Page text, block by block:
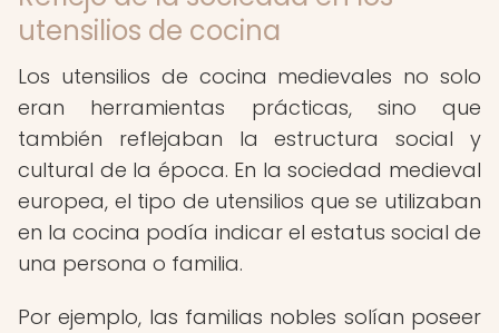
utensilios de cocina
Los utensilios de cocina medievales no solo
eran herramientas prácticas, sino que
también reflejaban la estructura social y
cultural de la época. En la sociedad medieval
europea, el tipo de utensilios que se utilizaban
en la cocina podía indicar el estatus social de
una persona o familia.
Por ejemplo, las familias nobles solían poseer